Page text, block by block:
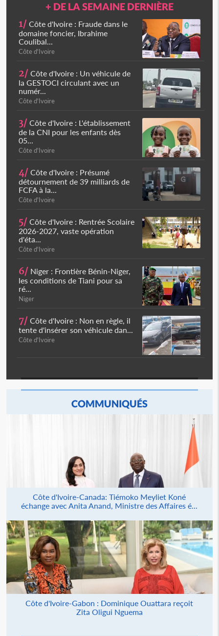
+ DE LA SEMAINE DERNIÈRE
1/ Côte d'Ivoire : Fraude dans le
domaine foncier, Ibrahime
Coulibal...
Côte d'Ivoire
2/ Côte d'Ivoire : Un véhicule de
la GESTOCI circulant avec un
numér...
Côte d'Ivoire
3/ Côte d'Ivoire : L'établissement
de la CNI pour les enfants dès
05...
Côte d'Ivoire
4/ Côte d'Ivoire : Présumé
détournement de 39 milliards de
FCFA à la...
Côte d'Ivoire
5/ Côte d'Ivoire : Rentrée Scolaire
2026-2027, vaste opération
d'éta...
Côte d'Ivoire
6/ Niger : Frontière Bénin-Niger,
les conditions de Tiani pour sa
ré...
Niger
7/ Côte d'Ivoire : Non en règle, il
tente d'insérer son véhicule dan...
Côte d'Ivoire
COMMUNIQUÉS
Côte d'Ivoire-Canada: Tiémoko Meyliet Koné
échange avec Anita Anand, Ministre des Affaires é...
Côte d'Ivoire-Gabon : Dominique Ouattara reçoit
Zita Oligui Nguema